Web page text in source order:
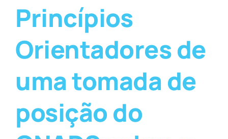
Princípios
Orientadores de
uma tomada de
posição do